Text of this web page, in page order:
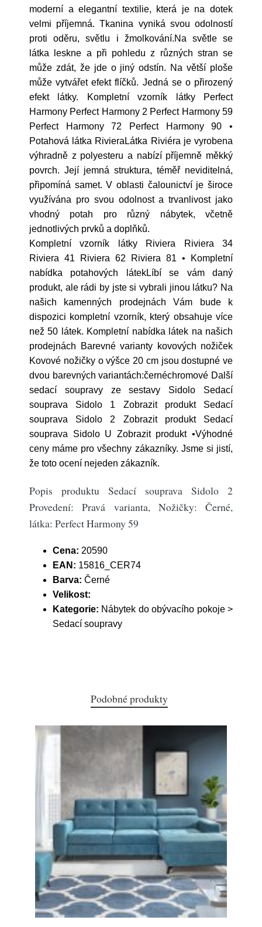
moderní a elegantní textilie, která je na dotek
velmi příjemná. Tkanina vyniká svou odolností
proti oděru, světlu i žmolkování.Na světle se
látka leskne a při pohledu z různých stran se
může zdát, že jde o jiný odstín. Na větší ploše
může vytvářet efekt flíčků. Jedná se o přirozený
efekt látky. Kompletní vzorník látky Perfect
Harmony Perfect Harmony 2 Perfect Harmony 59
Perfect Harmony 72 Perfect Harmony 90 •
Potahová látka RivieraLátka Riviéra je vyrobena
výhradně z polyesteru a nabízí příjemně měkký
povrch. Její jemná struktura, téměř neviditelná,
připomíná samet. V oblasti čalounictví je široce
využívána pro svou odolnost a trvanlivost jako
vhodný potah pro různý nábytek, včetně
jednotlivých prvků a doplňků.
Kompletní vzorník látky Riviera Riviera 34
Riviera 41 Riviera 62 Riviera 81 • Kompletní
nabídka potahových látekLíbí se vám daný
produkt, ale rádi by jste si vybrali jinou látku? Na
našich kamenných prodejnách Vám bude k
dispozici kompletní vzorník, který obsahuje více
než 50 látek. Kompletní nabídka látek na našich
prodejnách Barevné varianty kovových nožiček
Kovové nožičky o výšce 20 cm jsou dostupné ve
dvou barevných variantách:černéchromové Další
sedací soupravy ze sestavy Sidolo Sedací
souprava Sidolo 1 Zobrazit produkt Sedací
souprava Sidolo 2 Zobrazit produkt Sedací
souprava Sidolo U Zobrazit produkt •Výhodné
ceny máme pro všechny zákazníky. Jsme si jistí,
že toto ocení nejeden zákazník.
Popis produktu Sedací souprava Sidolo 2
Provedení: Pravá varianta, Nožičky: Černé,
látka: Perfect Harmony 59
Cena: 20590
EAN: 15816_CER74
Barva: Černé
Velikost:
Kategorie: Nábytek do obývacího pokoje >
Sedací soupravy
Podobné produkty